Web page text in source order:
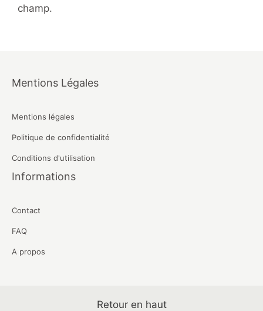
champ.
Mentions Légales
Mentions légales
Politique de confidentialité
Conditions d'utilisation
Informations
Contact
FAQ
A propos
Retour en haut